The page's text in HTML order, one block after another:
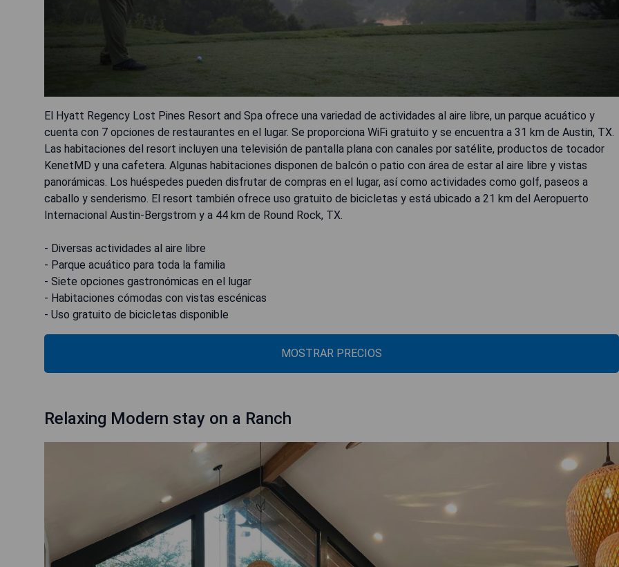
El Hyatt Regency Lost Pines Resort and Spa ofrece una variedad de actividades al aire libre, un parque acuático y
cuenta con 7 opciones de restaurantes en el lugar. Se proporciona WiFi gratuito y se encuentra a 31 km de Austin, TX.
Las habitaciones del resort incluyen una televisión de pantalla plana con canales por satélite, productos de tocador
KenetMD y una cafetera. Algunas habitaciones disponen de balcón o patio con área de estar al aire libre y vistas
panorámicas. Los huéspedes pueden disfrutar de compras en el lugar, así como actividades como golf, paseos a
caballo y senderismo. El resort también ofrece uso gratuito de bicicletas y está ubicado a 21 km del Aeropuerto
Internacional Austin-Bergstrom y a 44 km de Round Rock, TX.
- Diversas actividades al aire libre
- Parque acuático para toda la familia
- Siete opciones gastronómicas en el lugar
- Habitaciones cómodas con vistas escénicas
- Uso gratuito de bicicletas disponible
MOSTRAR PRECIOS
Relaxing Modern stay on a Ranch